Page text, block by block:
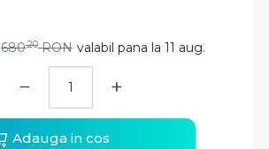
680,20 RON valabil pana la 11 aug.
− +
Adauga in cos